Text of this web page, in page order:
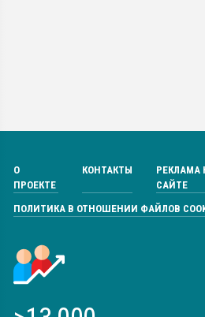
О
ПРОЕКТЕ
КОНТАКТЫ
РЕКЛАМА
САЙТЕ
ПОЛИТИКА В ОТНОШЕНИИ ФАЙЛОВ